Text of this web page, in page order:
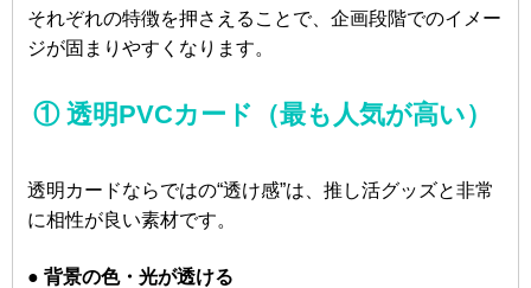
それぞれの特徴を押さえることで、企画段階でのイメー
ジが固まりやすくなります。
① 透明PVCカード（最も人気が高い）
透明カードならではの“透け感”は、推し活グッズと非常
に相性が良い素材です。
● 背景の色・光が透ける